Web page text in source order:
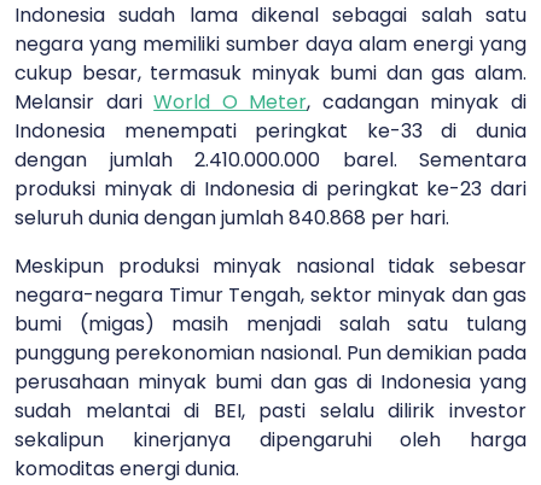
Indonesia sudah lama dikenal sebagai salah satu
negara yang memiliki sumber daya alam energi yang
cukup besar, termasuk minyak bumi dan gas alam.
Melansir dariWorld O Meter, cadangan minyak di
Indonesia menempati peringkat ke-33 di dunia
dengan jumlah 2.410.000.000 barel. Sementara
produksi minyak di Indonesia di peringkat ke-23 dari
seluruh dunia dengan jumlah 840.868 per hari.
Meskipun produksi minyak nasional tidak sebesar
negara-negara Timur Tengah, sektor minyak dan gas
bumi (migas) masih menjadi salah satu tulang
punggung perekonomian nasional. Pun demikian pada
perusahaan minyak bumi dan gas di Indonesia yang
sudah melantai di BEI, pasti selalu dilirik investor
sekalipun kinerjanya dipengaruhi oleh harga
komoditas energi dunia.